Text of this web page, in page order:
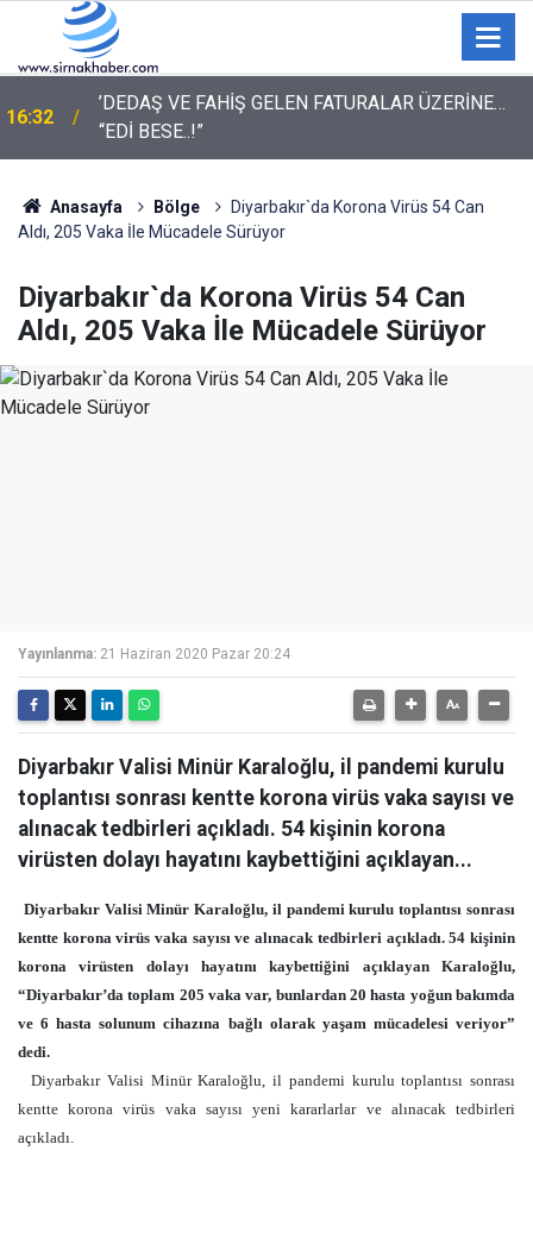
16:32
’DEDAŞ VE FAHİŞ GELEN FATURALAR ÜZERİNE…
“EDİ BESE..!”
Anasayfa Bölge
Diyarbakır`da Korona Virüs 54 Can
Aldı, 205 Vaka İle Mücadele Sürüyor
Diyarbakır`da Korona Virüs 54 Can
Aldı, 205 Vaka İle Mücadele Sürüyor
Yayınlanma: 21 Haziran 2020 Pazar 20:24
Diyarbakır Valisi Minür Karaloğlu, il pandemi kurulu
toplantısı sonrası kentte korona virüs vaka sayısı ve
alınacak tedbirleri açıkladı. 54 kişinin korona
virüsten dolayı hayatını kaybettiğini açıklayan...
Diyarbakır Valisi Minür Karaloğlu, il pandemi kurulu toplantısı sonrası
kentte korona virüs vaka sayısı ve alınacak tedbirleri açıkladı. 54 kişinin
korona virüsten dolayı hayatını kaybettiğini açıklayan Karaloğlu,
“Diyarbakır’da toplam 205 vaka var, bunlardan 20 hasta yoğun bakımda
ve 6 hasta solunum cihazına bağlı olarak yaşam mücadelesi veriyor”
dedi.
Diyarbakır Valisi Minür Karaloğlu, il pandemi kurulu toplantısı sonrası
kentte korona virüs vaka sayısı yeni kararlarlar ve alınacak tedbirleri
açıkladı.